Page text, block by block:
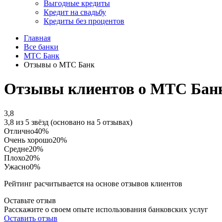
Выгодные кредиты
Кредит на свадьбу
Кредиты без процентов
Главная
Все банки
МТС Банк
Отзывы о МТС Банк
Отзывы клиентов о МТС
3,8
3,8 из 5 звёзд (основано на 5 отзывах)
Отлично40%
Очень хорошо20%
Средне20%
Плохо20%
Ужасно0%
Рейтинг расчитывается на основе отзывов клиентов
Оставьте отзыв
Расскажите о своем опыте использования банковских услуг
Оставить отзыв